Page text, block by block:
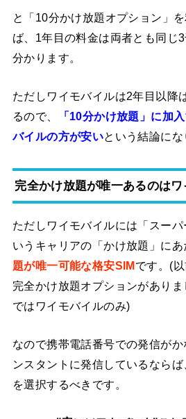
と「10分かけ放題オプション」
ば、1年目の料金は両者とも同じ
分かります。
ただしワイモバイルは2年目以降
るので、
「10分かけ放題」に加
バイルの方が安いという結論にな
完全かけ放題が唯一あるのはワ
ただしワイモバイルには「スー
いうキャリアの「かけ放題」にあ
題が唯一可能な格安SIMです。(
完全かけ放題オプションがあり
ではワイモバイルのみ)
なので携帯電話番号での発信が
ンスタントに発信しているなら
を選択するべきです。